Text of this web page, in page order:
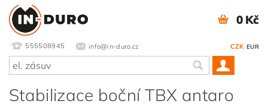
555508945 info@in-duro.cz CZK EUR
0 Kč
Stabilizace boční TBX antaro